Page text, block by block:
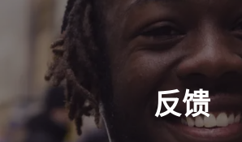
更多
English (US)
反馈